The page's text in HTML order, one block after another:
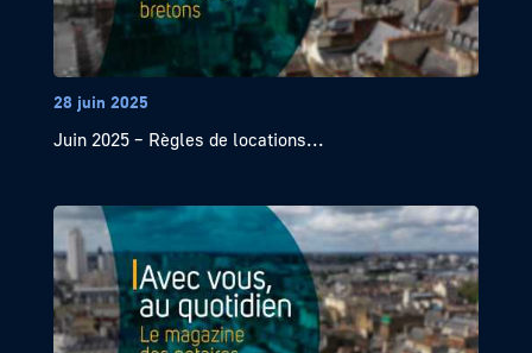
28 juin 2025
Juin 2025 – Règles de locations...